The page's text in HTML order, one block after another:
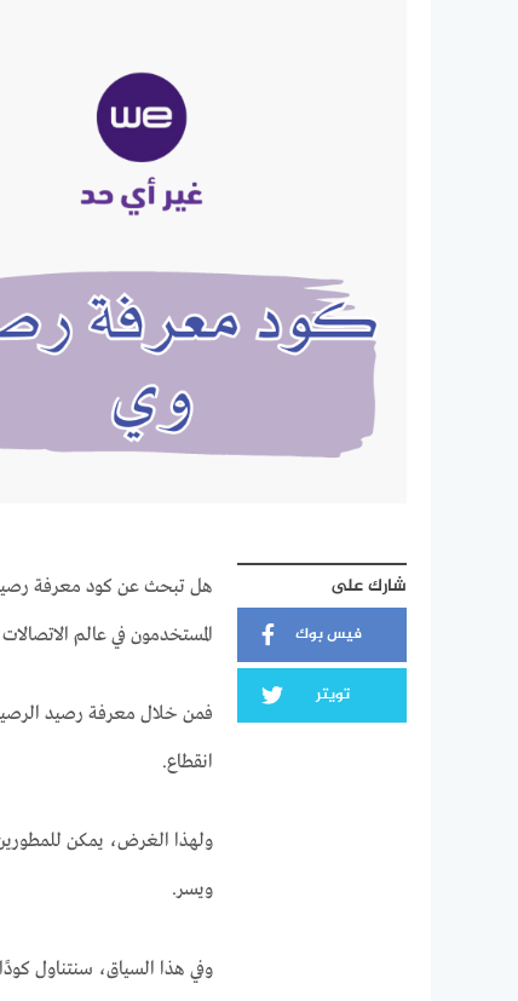
شارك على
فيس بوك
تويتر
هل تبحث عن كود معرفة
المستخدمون في عالم
فمن خلال معرفة رصيد
انقطاع.
ولهذا الغرض، يمكن
ويسر.
وفي هذا السياق، سنتناول